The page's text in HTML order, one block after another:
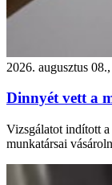
2026. augusztus
Dinnyét vett a
Vizsgálatot indított
munkatársai